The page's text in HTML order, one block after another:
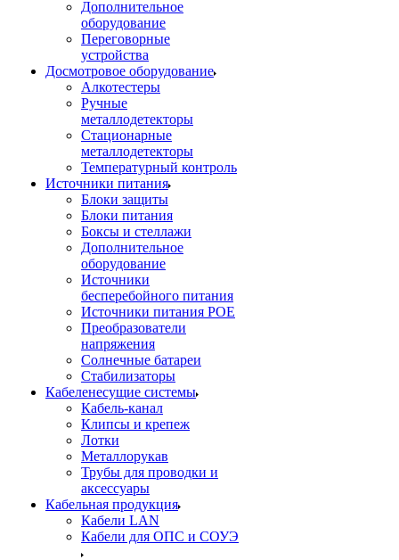
Дополнительное
оборудование
Переговорные
устройства
Досмотровое оборудование
Алкотестеры
Ручные
металлодетекторы
Стационарные
металлодетекторы
Температурный контроль
Источники питания
Блоки защиты
Блоки питания
Боксы и стеллажи
Дополнительное
оборудование
Источники
бесперебойного питания
Источники питания POE
Преобразователи
напряжения
Солнечные батареи
Стабилизаторы
Кабеленесущие системы
Кабель-канал
Клипсы и крепеж
Лотки
Металлорукав
Трубы для проводки и
аксессуары
Кабельная продукция
Кабели LAN
Кабели для ОПС и СОУЭ